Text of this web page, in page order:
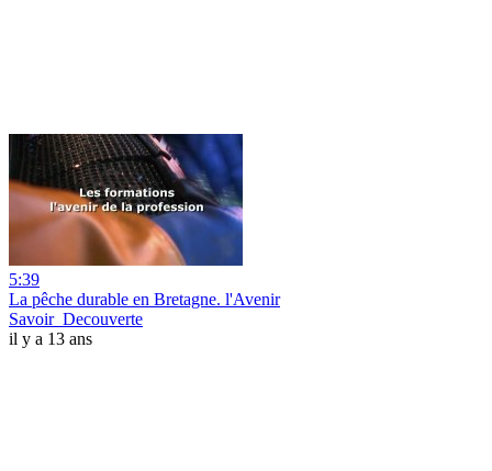
5:39
La pêche durable en Bretagne. l'Avenir
Savoir_Decouverte
il y a 13 ans